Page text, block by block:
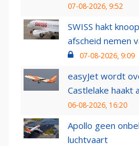
07-08-2026, 9:52
SWISS hakt
afscheid nemen
07-08-2026, 9:09
easyJet wordt
Castlelake haakt
06-08-2026, 16:20
Apollo geen
luchtvaart